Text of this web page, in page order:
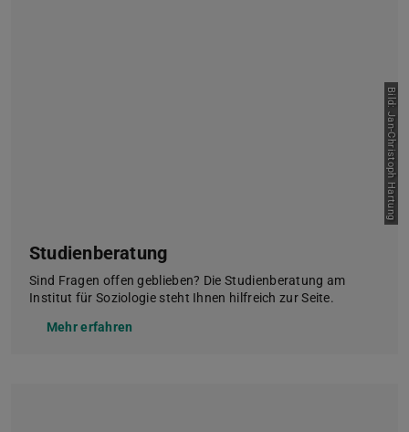
Bild: Jan-Christoph Hartung
Studienberatung
Sind Fragen offen geblieben? Die Studienberatung am
Institut für Soziologie steht Ihnen hilfreich zur Seite.
Mehr erfahren